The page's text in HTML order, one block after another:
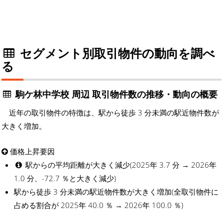
セグメント別取引物件の動向を調べ
る
駒ケ林中学校 周辺 取引物件数の推移・動向の概要
近年の取引物件の特徴は、駅から徒歩 3 分未満の駅近物件数が
大きく増加。
価格上昇要因
駅からの平均距離が大きく減少(2025年 3.7 分 → 2026年
1.0 分、-72.7 ％と大きく減少)
駅から徒歩 3 分未満の駅近物件数が大きく増加(全取引物件に
占める割合が 2025年 40.0 ％ → 2026年 100.0 ％)